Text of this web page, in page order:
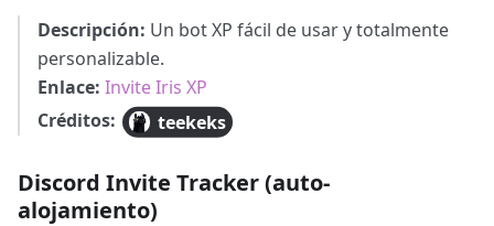
Descripción: Un bot XP fácil de usar y totalmente
personalizable.
Enlace: Invite Iris XP
Créditos:
teekeks
Discord Invite Tracker (auto-
alojamiento)